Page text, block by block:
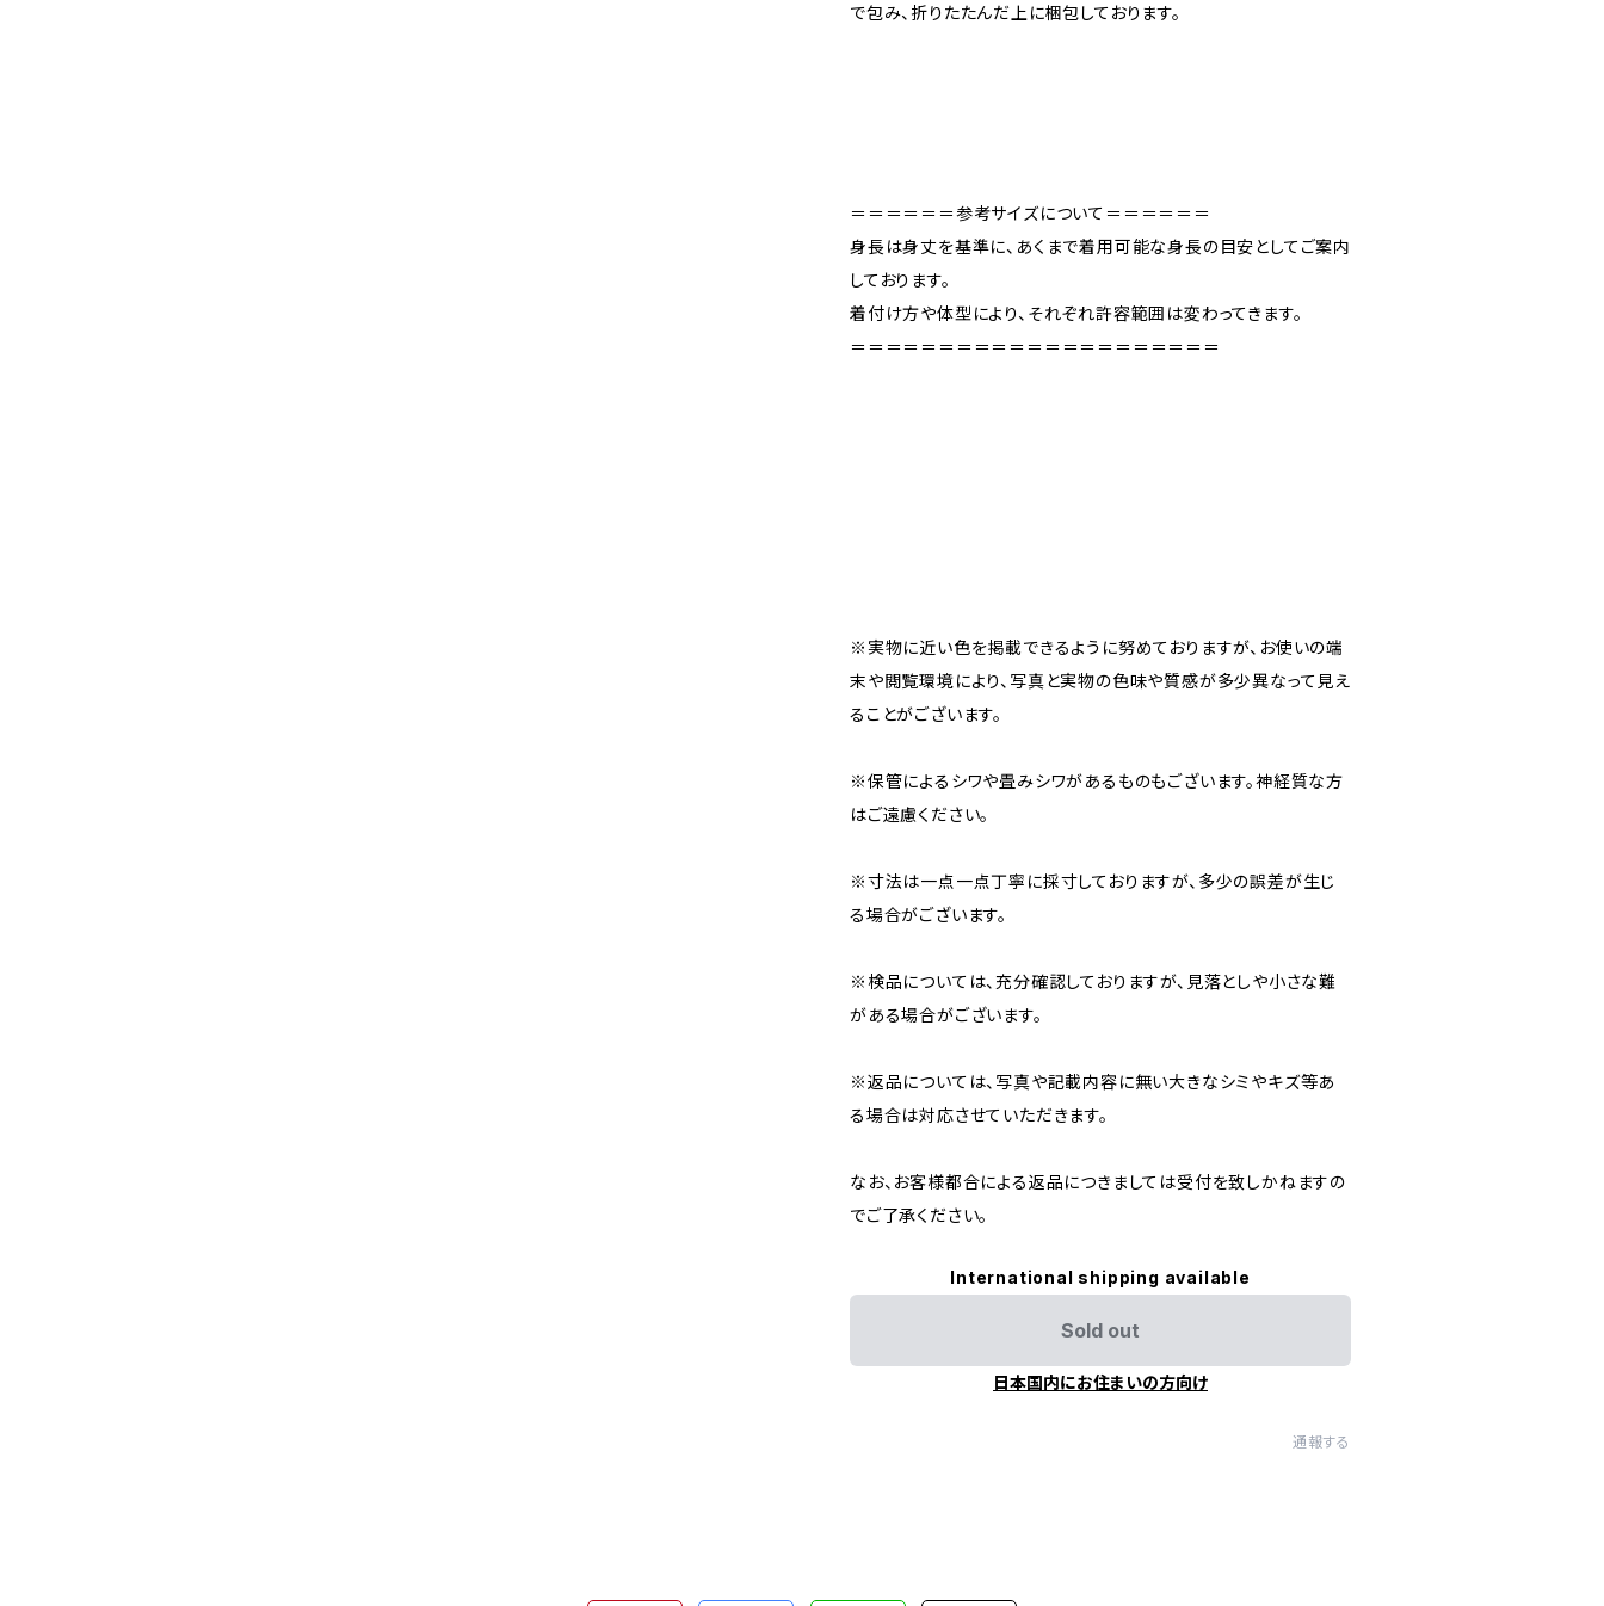
で包み、折りたたんだ上に梱包しております。
＝＝＝＝＝＝参考サイズについて＝＝＝＝＝＝
身長は身丈を基準に、あくまで着用可能な身長の目安としてご案内
しております。
着付け方や体型により、それぞれ許容範囲は変わってきます。
＝＝＝＝＝＝＝＝＝＝＝＝＝＝＝＝＝＝＝＝＝
※実物に近い色を掲載できるように努めておりますが、お使いの端
末や閲覧環境により、写真と実物の色味や質感が多少異なって見え
ることがございます。
※保管によるシワや畳みシワがあるものもございます。神経質な方
はご遠慮ください。
※寸法は一点一点丁寧に採寸しておりますが、多少の誤差が生じ
る場合がございます。
※検品については、充分確認しておりますが、見落としや小さな難
がある場合がございます。
※返品については、写真や記載内容に無い大きなシミやキズ等あ
る場合は対応させていただきます。
なお、お客様都合による返品につきましては受付を致しかねますの
でご了承ください。
International shipping available
Sold out
日本国内にお住まいの方向け
通報する